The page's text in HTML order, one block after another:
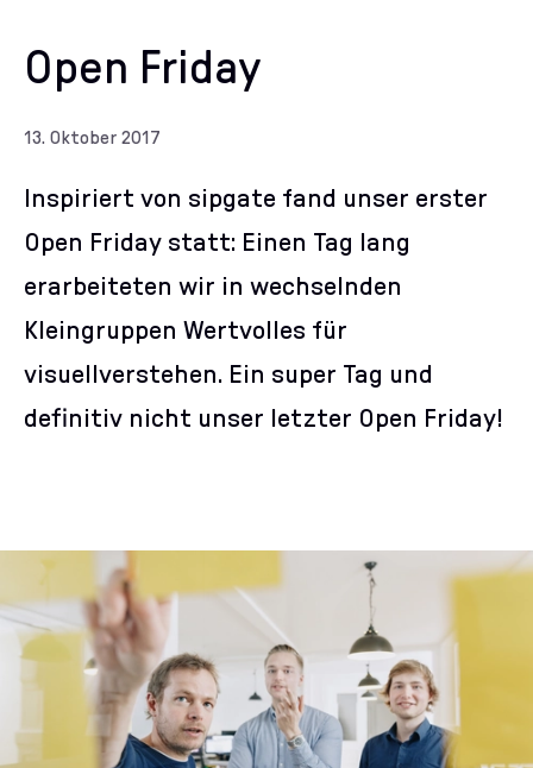
Open Friday
13. Oktober 2017
Inspiriert von sipgate fand unser erster
Open Friday statt: Einen Tag lang
erarbeiteten wir in wechselnden
Kleingruppen Wertvolles für
visuellverstehen. Ein super Tag und
definitiv nicht unser letzter Open Friday!